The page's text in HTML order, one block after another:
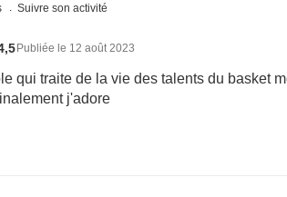
Suivre son activité
Publiée le 12 août 2023
qui traite de la vie des talents du basket
j'adore